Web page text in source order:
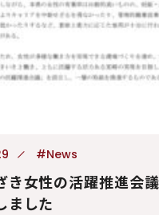
#News
き女性の活躍推進会
ました